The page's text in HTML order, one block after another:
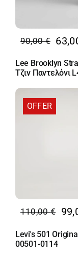
90,00€
Original
price
was:
Η
τρέχουσα
τιμή
63,00 €.
Lee Brooklyn
Τζιν Παντελόνι
OFFER
110,00€
Original
price
was:
Η
τρέχουσα
τιμή
Levi's 501
00501-0114